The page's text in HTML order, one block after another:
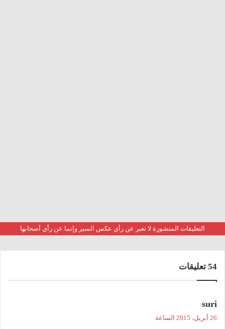
التعليقات المنشورة لا تعبر عن رأي عكس السير وإنما عن رأي أصحابها
‫54 تعليقات
يsuri
:
26 أبريل، 2015 الساعة